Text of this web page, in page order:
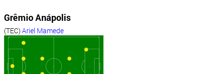
Grêmio Anápolis
(TEC)Ariel Mamede